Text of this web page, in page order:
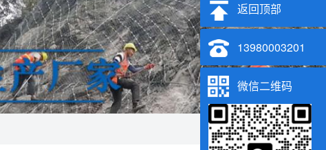
返回顶部
13980003201
微信二维码